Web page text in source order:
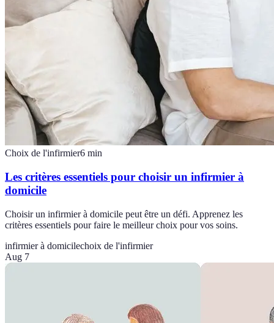
Choix de l'infirmier6 min
Les critères essentiels pour choisir un infirmier à
domicile
Choisir un infirmier à domicile peut être un défi. Apprenez les
critères essentiels pour faire le meilleur choix pour vos soins.
infirmier à domicilechoix de l'infirmier
Aug 7